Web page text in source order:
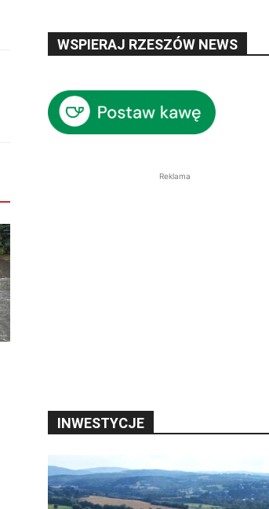
WSPIERAJ RZESZÓW NEWS
Reklama
INWESTYCJE